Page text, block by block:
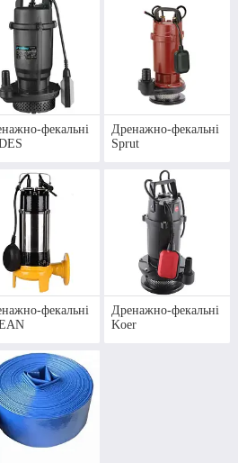
дренажно фекальний, Ви
від затоплення.
електронасос, що
роботу, на сайті
плюс» зі швидкою
ДО ВИБОРУ
ВАРТО
НАСОС
НА
КОМПАНІЇ
фекальні
Дренажно-фекальні
Sprut
фекальні
Дренажно-фекальні
Koer